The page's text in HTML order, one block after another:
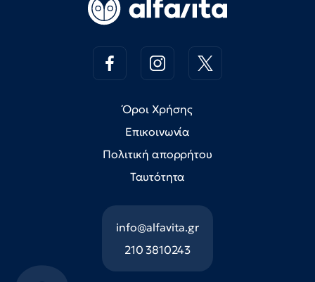
Όροι Χρήσης
Επικοινωνία
Πολιτική απορρήτου
Ταυτότητα
info@alfavita.gr
210 3810243